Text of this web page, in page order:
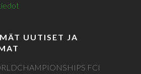
UUTISET JA
FCI